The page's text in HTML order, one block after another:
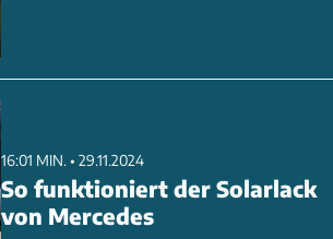
16:01 MIN. • 29.11.2024
So funktioniert der Solarlack
von Mercedes